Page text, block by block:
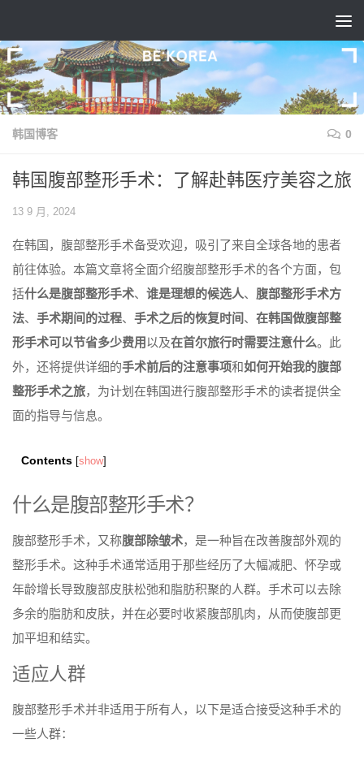
韩国博客 0
韩国腹部整形手术：了解赴韩医疗美容之旅
13 9 月, 2024
在韩国，腹部整形手术备受欢迎，吸引了来自全球各地的患者
前往体验。本篇文章将全面介绍腹部整形手术的各个方面，包
括什么是腹部整形手术、 谁是理想的候选人、 腹部整形手术方
法、 手术期间的过程、 手术之后的恢复时间、 在韩国做腹部整
形手术可以节省多少费用以及在首尔旅行时需要注意什么。此
外，还将提供详细的手术前后的注意事项和如何开始我的腹部
整形手术之旅，为计划在韩国进行腹部整形手术的读者提供全
面的指导与信息。
Contents [show]
什么是腹部整形手术？
腹部整形手术，又称腹部除皱术，是一种旨在改善腹部外观的
整形手术。这种手术通常适用于那些经历了大幅减肥、怀孕或
年龄增长导致腹部皮肤松弛和脂肪积聚的人群。手术可以去除
多余的脂肪和皮肤，并在必要时收紧腹部肌肉，从而使腹部更
加平坦和结实。
适应人群
腹部整形手术并非适用于所有人，以下是适合接受这种手术的
一些人群：